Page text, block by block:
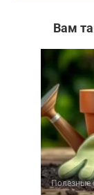
Вам
Полезные